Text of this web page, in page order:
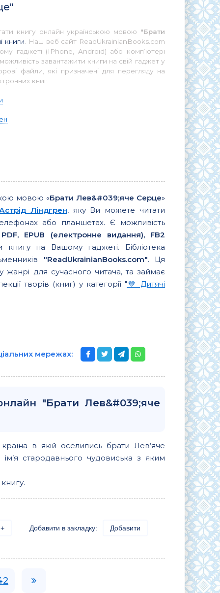
книгу онлайн українською мовою "Брати
книги . Наш веб сайт ReadUkrainianBooks.com
гаджеті (IPhone, Android) або комп’ютері
завантажити книги на свій гаджет у
файли, які призначені для перегляду на
книг.
мовою «Брати Лев&#039;яче Серце»
Ліндгрен, яку Ви можете читати
або планшетах. Є можливість
EPUB (електронне видання), FB2
на Вашому гаджеті. Бібліотека
"ReadUkrainianBooks.com". Ця
для сучасного читача, та займає
творів (книг) у категорії " 💙 Дитячі
мережах:
"Брати Лев&#039;яче
в якій оселились брати Лев’яче
стародавнього чудовиська з яким
+ Добавити в закладку: Добавити